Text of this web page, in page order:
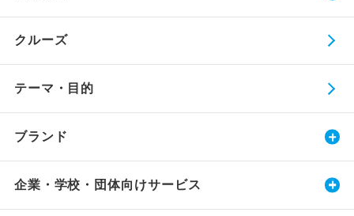
クルーズ
テーマ・目的
ブランド
企業・学校・団体向けサービス